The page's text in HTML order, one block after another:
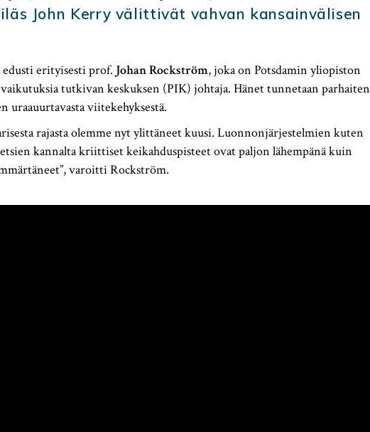
John Kerry välittivät vahvan kansainvälisen
erityisesti prof. Johan Rockström, joka on Potsdamin yliopiston
tutkivan keskuksen (PIK) johtaja. Hänet tunnetaan parhaiten
uraauurtavasta viitekehyksestä.
rajasta olemme nyt ylittäneet kuusi. Luonnonjärjestelmien kuten
kannalta kriittiset keikahduspisteet ovat paljon lähempänä kuin
varoitti Rockström.